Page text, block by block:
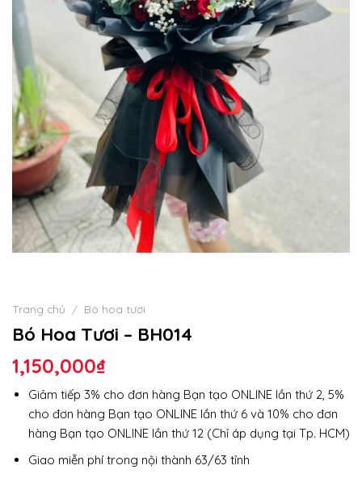
Trang chủ / Bó hoa tươi
Bó Hoa Tươi – BH014
1,150,000₫
Giảm tiếp 3% cho đơn hàng Bạn tạo ONLINE lần thứ 2, 5%
cho đơn hàng Bạn tạo ONLINE lần thứ 6 và 10% cho đơn
hàng Bạn tạo ONLINE lần thứ 12 (Chỉ áp dụng tại Tp. HCM)
Giao miễn phí trong nội thành 63/63 tỉnh